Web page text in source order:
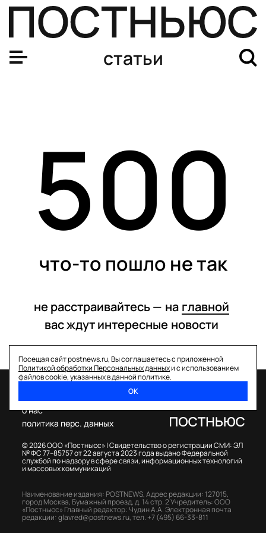
статьи
500
что-то пошло не так
не расстраивайтесь — на главной
вас ждут интересные новости
Посещая сайт postnews.ru, Вы соглашаетесь с приложенной
Политикой обработки Персональных данныхи с использованием
файлов cookie, указанных в данной политике.
ОК
© 2026 ООО «Постньюс» |Свидетельство о регистрации СМИ: ЭЛ
№ ФС 77–85757 от 22 августа 2023 года выдано Федеральной
службой по надзору в сфере связи, информационных технологий
и массовых коммуникаций
о нас
политика перс. данных
Наименование издания: POSTNEWS,Адрес редакции: 127015,
город Москва, Бумажный проезд, д. 14 стр. 2Учредитель: ООО
«Постньюс» Главный редактор: Чудин А.А.Электронная почта
редакции:glavred@postnews.ru,тел. +7 (495) 66-33-811
Открытый гей и русофоб: что нужно знать о новом